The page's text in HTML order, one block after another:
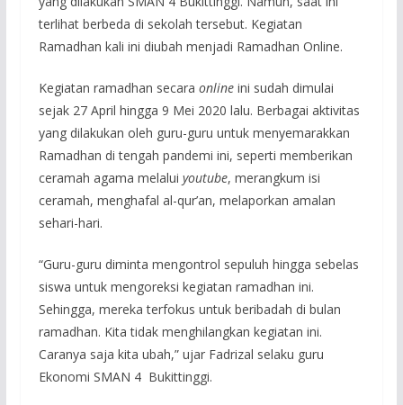
terlihat berbeda di sekolah tersebut. Kegiatan
Ramadhan kali ini diubah menjadi Ramadhan Online.
Kegiatan ramadhan secara onlineini sudah dimulai
sejak 27 April hingga 9 Mei 2020 lalu. Berbagai aktivitas
yang dilakukan oleh guru-guru untuk menyemarakkan
Ramadhan di tengah pandemi ini, seperti memberikan
ceramah agama melalui youtube, merangkum isi
ceramah, menghafal al-qur’an, melaporkan amalan
sehari-hari.
“Guru-guru diminta mengontrol sepuluh hingga sebelas
siswa untuk mengoreksi kegiatan ramadhan ini.
Sehingga, mereka terfokus untuk beribadah di bulan
ramadhan. Kita tidak menghilangkan kegiatan ini.
Caranya saja kita ubah,” ujar Fadrizal selaku guru
Ekonomi SMAN 4 Bukittinggi.